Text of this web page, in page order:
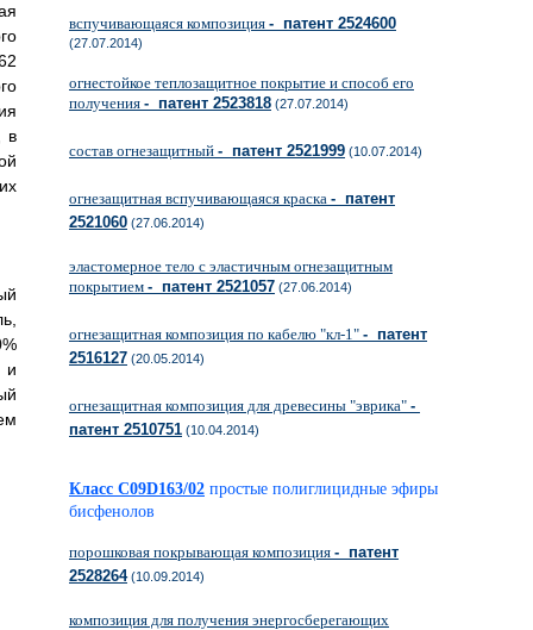
в
и
вспучивающаяся композиция - патент 2524600
(27.07.2014)
огнестойкое теплозащитное покрытие и способ его
получения - патент 2523818 (27.07.2014)
состав огнезащитный - патент 2521999 (10.07.2014)
огнезащитная вспучивающаяся краска - патент
2521060 (27.06.2014)
эластомерное тело с эластичным огнезащитным
покрытием - патент 2521057 (27.06.2014)
огнезащитная композиция по кабелю "кл-1" - патент
2516127 (20.05.2014)
огнезащитная композиция для древесины "эврика" -
патент 2510751 (10.04.2014)
Класс C09D163/02 простые полиглицидные эфиры
бисфенолов
порошковая покрывающая композиция - патент
2528264(10.09.2014)
композиция для получения энергосберегающих